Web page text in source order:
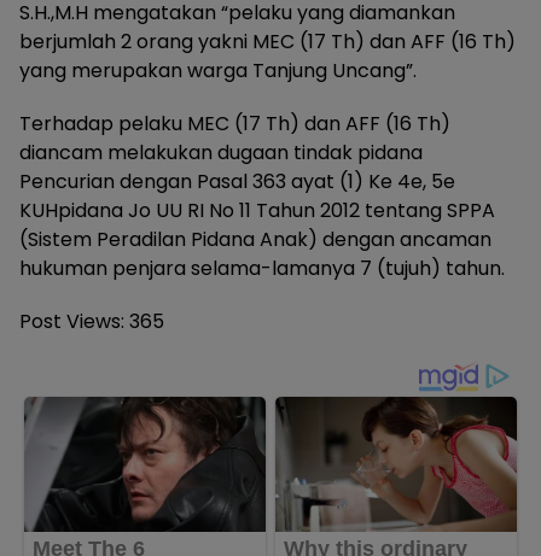
S.H.,M.H mengatakan “pelaku yang diamankan
berjumlah 2 orang yakni MEC (17 Th) dan AFF (16 Th)
yang merupakan warga Tanjung Uncang”.
Terhadap pelaku MEC (17 Th) dan AFF (16 Th)
diancam melakukan dugaan tindak pidana
Pencurian dengan Pasal 363 ayat (1) Ke 4e, 5e
KUHpidana Jo UU RI No 11 Tahun 2012 tentang SPPA
(Sistem Peradilan Pidana Anak) dengan ancaman
hukuman penjara selama-lamanya 7 (tujuh) tahun.
Post Views: 365